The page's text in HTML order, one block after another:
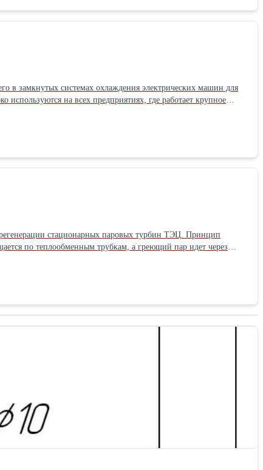
системах охлаждения электрических машин для
на всех предприятиях, где работает крупное
стационарных паровых турбин ТЭЦ. Принцип
по теплообменным трубкам, а греющий пар идет через